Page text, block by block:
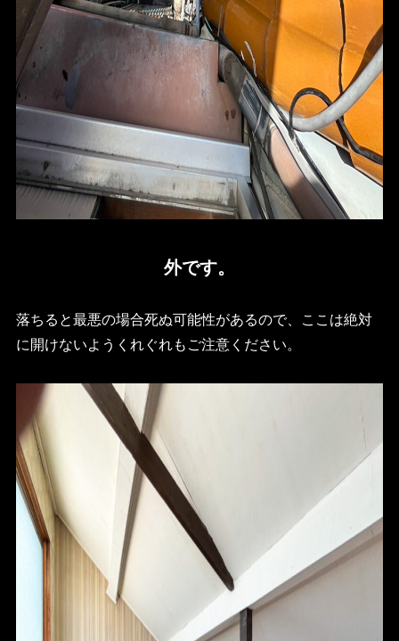
外です。
落ちると最悪の場合死ぬ可能性があるので、ここは絶対
に開けないようくれぐれもご注意ください。